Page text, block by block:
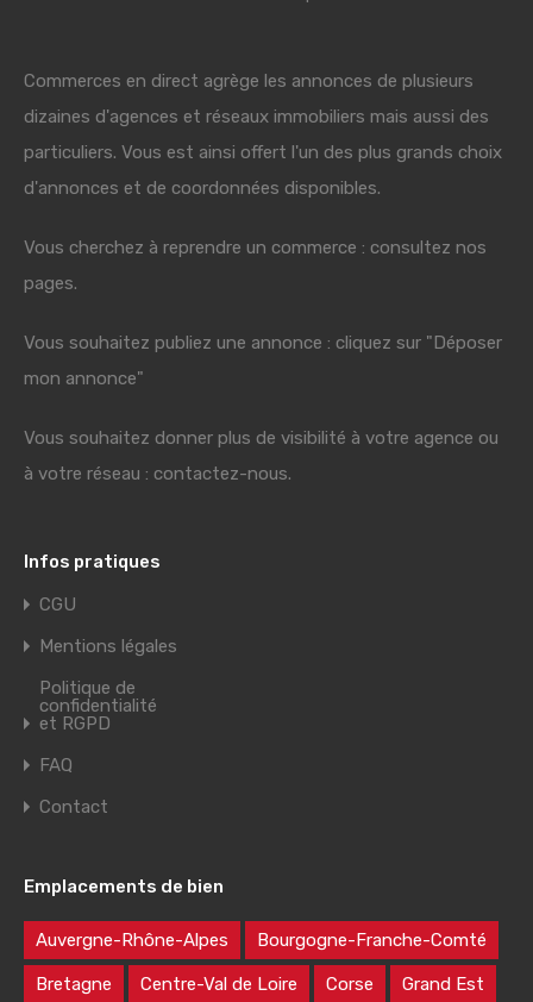
Commerces en direct agrège les annonces de plusieurs
dizaines d'agences et réseaux immobiliers mais aussi des
particuliers. Vous est ainsi offert l'un des plus grands choix
d'annonces et de coordonnées disponibles.
Vous cherchez à reprendre un commerce : consultez nos
pages.
Vous souhaitez publiez une annonce : cliquez sur "Déposer
mon annonce"
Vous souhaitez donner plus de visibilité à votre agence ou
à votre réseau : contactez-nous.
Infos pratiques
CGU
Mentions légales
Politique de
confidentialité
et RGPD
FAQ
Contact
Emplacements de bien
Auvergne-Rhône-Alpes Bourgogne-Franche-Comté
Bretagne Centre-Val de Loire Corse Grand Est